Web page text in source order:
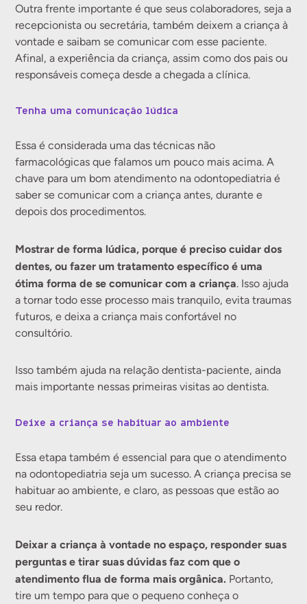
Outra frente importante é que seus colaboradores, seja a
recepcionista ou secretária, também deixem a criança à
vontade e saibam se comunicar com esse paciente.
Afinal, a experiência da criança, assim como dos pais ou
responsáveis começa desde a chegada a clínica.
Tenha uma comunicação lúdica
Essa é considerada uma das técnicas não
farmacológicas que falamos um pouco mais acima. A
chave para um bom atendimento na odontopediatria é
saber se comunicar com a criança antes, durante e
depois dos procedimentos.
Mostrar de forma lúdica, porque é preciso cuidar dos
dentes, ou fazer um tratamento específico é uma
ótima forma de se comunicar com a criança. Isso ajuda
a tornar todo esse processo mais tranquilo, evita traumas
futuros, e deixa a criança mais confortável no
consultório.
Isso também ajuda na relação dentista-paciente, ainda
mais importante nessas primeiras visitas ao dentista.
Deixe a criança se habituar ao ambiente
Essa etapa também é essencial para que o atendimento
na odontopediatria seja um sucesso. A criança precisa se
habituar ao ambiente, e claro, as pessoas que estão ao
seu redor.
Deixar a criança à vontade no espaço, responder suas
perguntas e tirar suas dúvidas faz com que o
atendimento flua de forma mais orgânica. Portanto,
tire um tempo para que o pequeno conheça o